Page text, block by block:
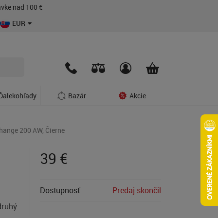
nad 100 €
EUR
Bazár Akcie
200 AW, Čierne
39 €
Dostupnosť Predaj skončil